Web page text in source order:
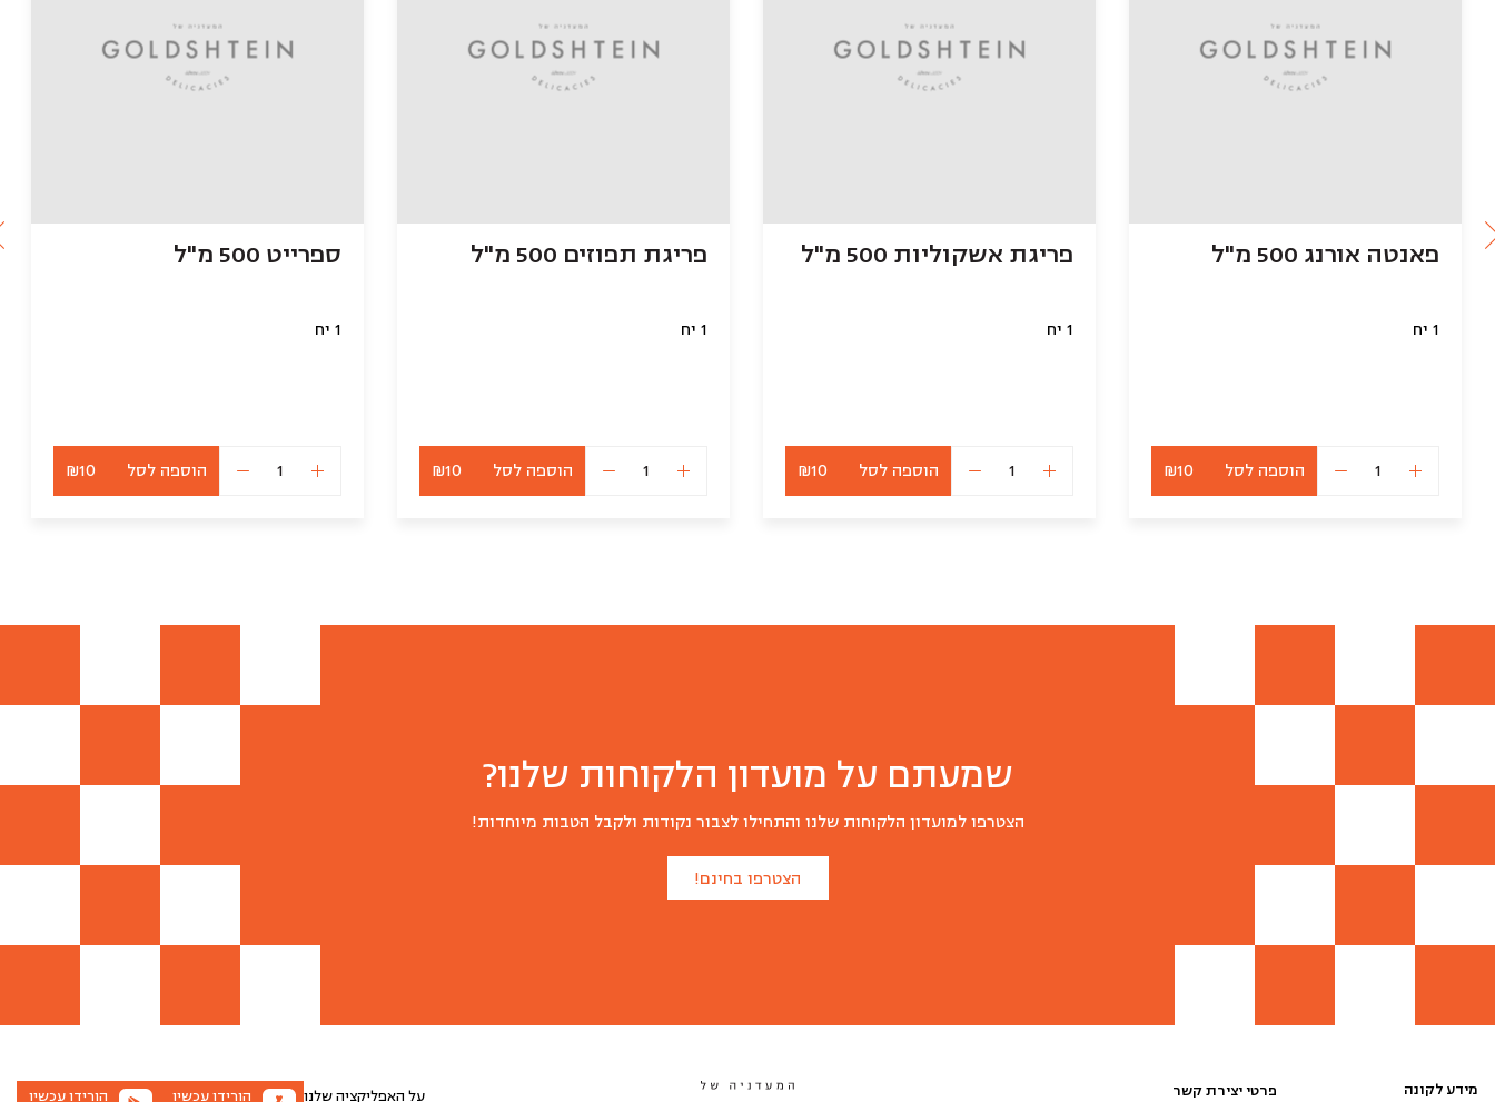
פאנטה אורנג 500 מ"ל
1 יח
כמות
של
הוספה לסל ₪10
פריגת אשקוליות 500 מ"ל
1 יח
כמות
של
הוספה לסל ₪10
פריגת תפוזים 500 מ"ל
1 יח
כמות
של
הוספה לסל ₪10
ספרייט 500 מ"ל
1 יח
כמות
של
הוספה לסל ₪10
שמעתם על מועדון הלקוחות שלנו?
הצטרפו למועדון הלקוחות שלנו והתחילו לצבור נקודות ולקבל הטבות מיוחדות!
הצטרפו בחינם!
מידע לקונה פרטי יצירת קשר על האפליקציה שלנו הורידו עכשיו הורידו עכשיו